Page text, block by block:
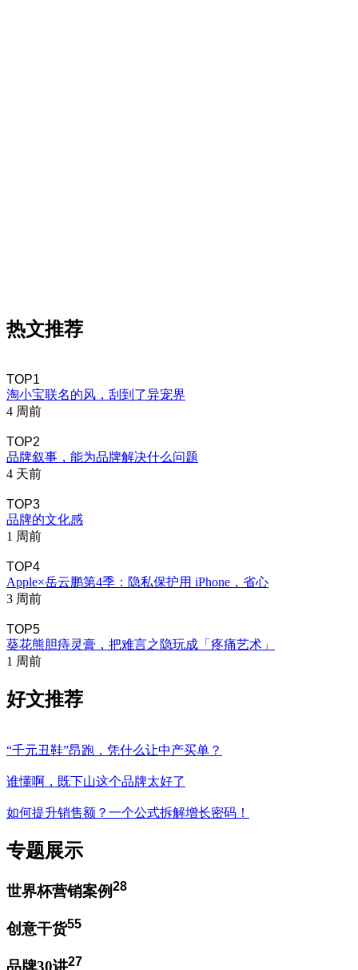
热文推荐
TOP1
淘小宝联名的风，刮到了异宠界
4 周前
TOP2
品牌叙事，能为品牌解决什么问题
4 天前
TOP3
品牌的文化感
1 周前
TOP4
Apple×岳云鹏第4季：隐私保护用 iPhone，省心
3 周前
TOP5
葵花熊胆痔灵膏，把难言之隐玩成「疼痛艺术」
1 周前
好文推荐
“千元丑鞋”昂跑，凭什么让中产买单？
谁懂啊，既下山这个品牌太好了
如何提升销售额？一个公式拆解增长密码！
专题展示
世界杯营销案例28
创意干货55
品牌30讲27